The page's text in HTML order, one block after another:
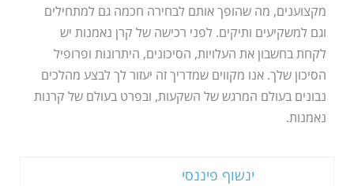
מקצוענים, מה שהופך אותם לבחירה חכמה גם למתחילים
וגם למשקיעים ותיקים. לפני רכישה של קרן נאמנות יש
לקחת בחשבון את העלויות, הסיכונים, היתרונות ופרופיל
הסיכון שלך. אנו מקווים שמדריך זה יעזור לך לבצע מהלכים
נבונים בעולם המרגש של השקעות, ובפרט בעולם של קרנות
נאמנות.
ינשוף פיננסי